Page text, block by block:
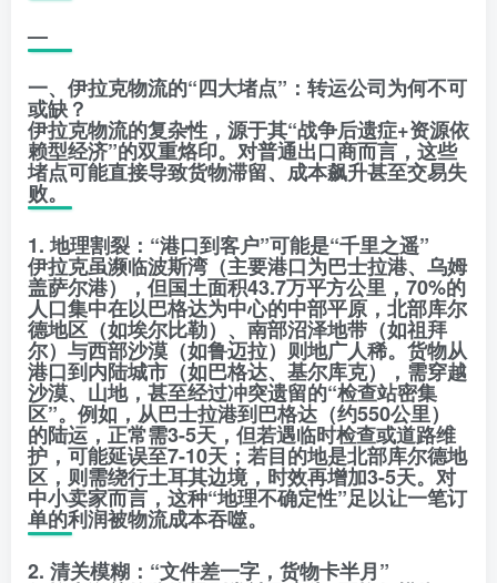
—
一、伊拉克物流的“四大堵点”：转运公司为何不可
或缺？
伊拉克物流的复杂性，源于其“战争后遗症+资源依
赖型经济”的双重烙印。对普通出口商而言，这些
堵点可能直接导致货物滞留、成本飙升甚至交易失
败。
1. 地理割裂：“港口到客户”可能是“千里之遥”
伊拉克虽濒临波斯湾（主要港口为巴士拉港、乌姆
盖萨尔港），但国土面积43.7万平方公里，70%的
人口集中在以巴格达为中心的中部平原，北部库尔
德地区（如埃尔比勒）、南部沼泽地带（如祖拜
尔）与西部沙漠（如鲁迈拉）则地广人稀。货物从
港口到内陆城市（如巴格达、基尔库克），需穿越
沙漠、山地，甚至经过冲突遗留的“检查站密集
区”。例如，从巴士拉港到巴格达（约550公里）
的陆运，正常需3-5天，但若遇临时检查或道路维
护，可能延误至7-10天；若目的地是北部库尔德地
区，则需绕行土耳其边境，时效再增加3-5天。对
中小卖家而言，这种“地理不确定性”足以让一笔订
单的利润被物流成本吞噬。
2. 清关模糊：“文件差一字，货物卡半月”